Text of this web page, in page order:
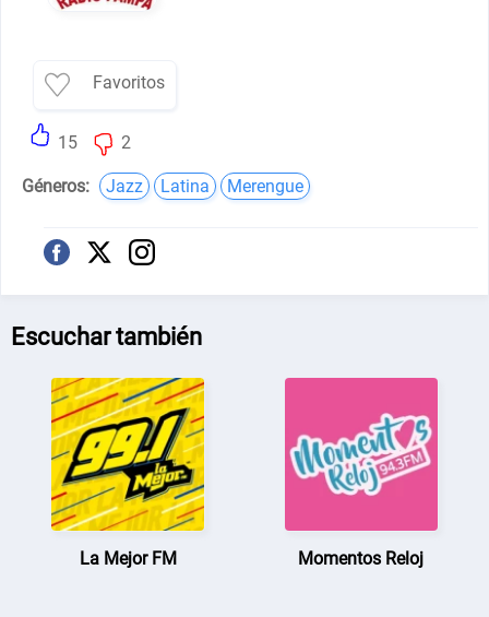
Favoritos
15 2
Géneros: Jazz Latina Merengue
Escuchar también
La Mejor FM Momentos Reloj